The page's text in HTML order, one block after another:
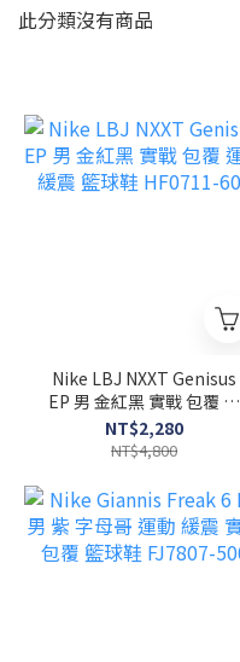
此分類沒有商品
Nike LBJ NXXT Genisus
EP 男 金紅黑 實戰 包覆 運
動 緩震 籃球鞋 HF0711-
600
NT$2,280
NT$4,800